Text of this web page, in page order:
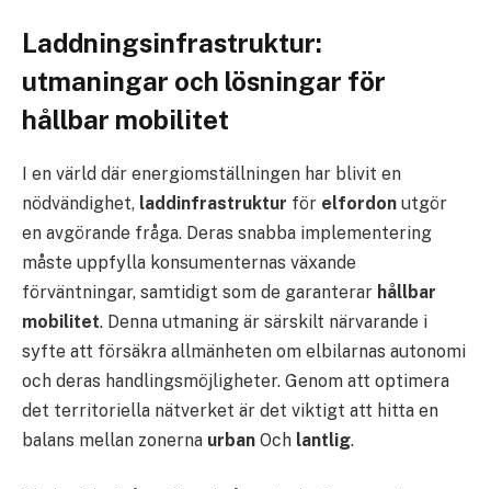
Laddningsinfrastruktur:
utmaningar och lösningar för
hållbar mobilitet
I en värld där energiomställningen har blivit en
nödvändighet, laddinfrastruktur för elfordon utgör
en avgörande fråga. Deras snabba implementering
måste uppfylla konsumenternas växande
förväntningar, samtidigt som de garanterar hållbar
mobilitet. Denna utmaning är särskilt närvarande i
syfte att försäkra allmänheten om elbilarnas autonomi
och deras handlingsmöjligheter. Genom att optimera
det territoriella nätverket är det viktigt att hitta en
balans mellan zonerna urban Och lantlig.